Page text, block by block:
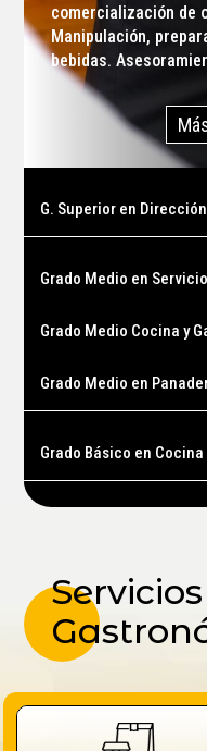
comercialización de
Manipulación,
bebidas.
G. Superior en
Grado Medio en
Grado Medio Cocina y
Grado Medio en
Grado Básico en
Servicios